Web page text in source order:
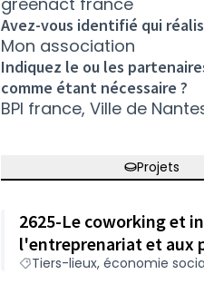
Avez-vous identifié qui
Mon association
Indiquez le ou les
comme étant nécessaire ?
BPI france, Ville de
Projets
2625-Le coworking et
l'entreprenariat et aux
Tiers-lieux, économie